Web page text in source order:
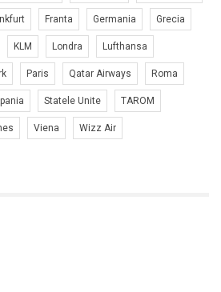
Franta Germania Grecia
KLM Londra Lufthansa
Paris Qatar Airways Roma
Statele Unite TAROM
Viena Wizz Air